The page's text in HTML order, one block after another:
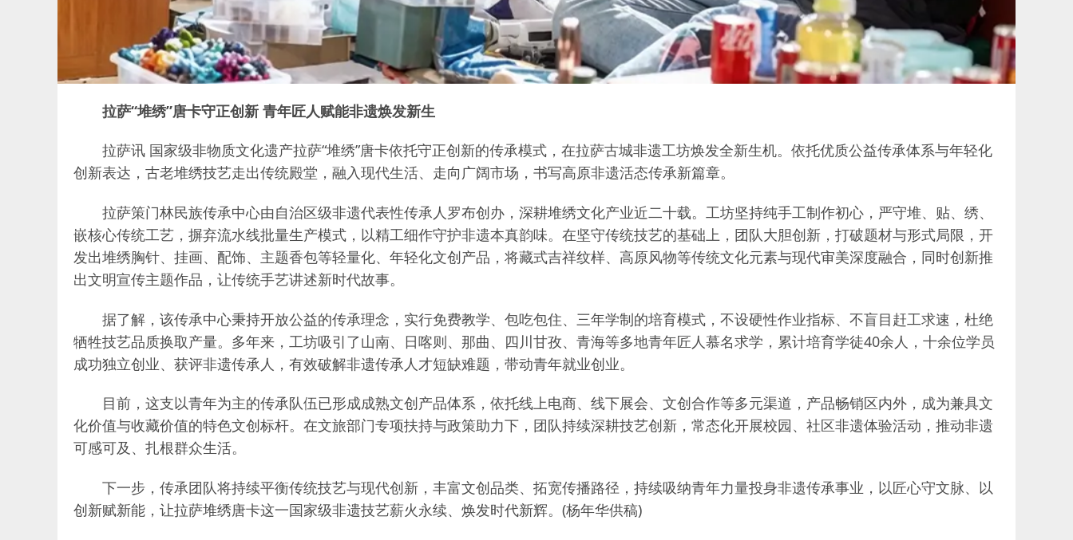
拉萨“堆绣”唐卡守正创新 青年匠人赋能非遗焕发新生
拉萨讯 国家级非物质文化遗产拉萨“堆绣”唐卡依托守正创新的传承模式，在拉萨古城非遗工坊焕发全新生机。依托优质公益传承体系与年轻化
创新表达，古老堆绣技艺走出传统殿堂，融入现代生活、走向广阔市场，书写高原非遗活态传承新篇章。
拉萨策门林民族传承中心由自治区级非遗代表性传承人罗布创办，深耕堆绣文化产业近二十载。工坊坚持纯手工制作初心，严守堆、贴、绣、
嵌核心传统工艺，摒弃流水线批量生产模式，以精工细作守护非遗本真韵味。在坚守传统技艺的基础上，团队大胆创新，打破题材与形式局限，开
发出堆绣胸针、挂画、配饰、主题香包等轻量化、年轻化文创产品，将藏式吉祥纹样、高原风物等传统文化元素与现代审美深度融合，同时创新推
出文明宣传主题作品，让传统手艺讲述新时代故事。
据了解，该传承中心秉持开放公益的传承理念，实行免费教学、包吃包住、三年学制的培育模式，不设硬性作业指标、不盲目赶工求速，杜绝
牺牲技艺品质换取产量。多年来，工坊吸引了山南、日喀则、那曲、四川甘孜、青海等多地青年匠人慕名求学，累计培育学徒40余人，十余位学员
成功独立创业、获评非遗传承人，有效破解非遗传承人才短缺难题，带动青年就业创业。
目前，这支以青年为主的传承队伍已形成成熟文创产品体系，依托线上电商、线下展会、文创合作等多元渠道，产品畅销区内外，成为兼具文
化价值与收藏价值的特色文创标杆。在文旅部门专项扶持与政策助力下，团队持续深耕技艺创新，常态化开展校园、社区非遗体验活动，推动非遗
可感可及、扎根群众生活。
下一步，传承团队将持续平衡传统技艺与现代创新，丰富文创品类、拓宽传播路径，持续吸纳青年力量投身非遗传承事业，以匠心守文脉、以
创新赋新能，让拉萨堆绣唐卡这一国家级非遗技艺薪火永续、焕发时代新辉。(杨年华供稿)